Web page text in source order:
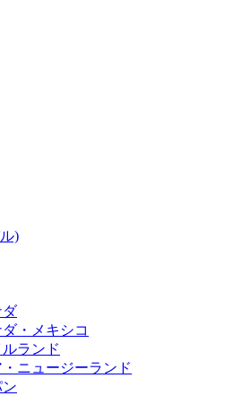
)
ダ
・メキシコ
ランド
ニュージーランド